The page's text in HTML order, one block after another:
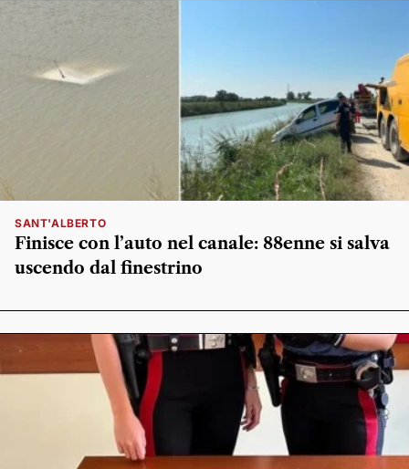
SANT'ALBERTO
Finisce con l’auto nel canale: 88enne si salva
uscendo dal finestrino